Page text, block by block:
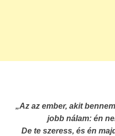
„Az az ember, akit
jobb nálam: én
De te szeress, és én